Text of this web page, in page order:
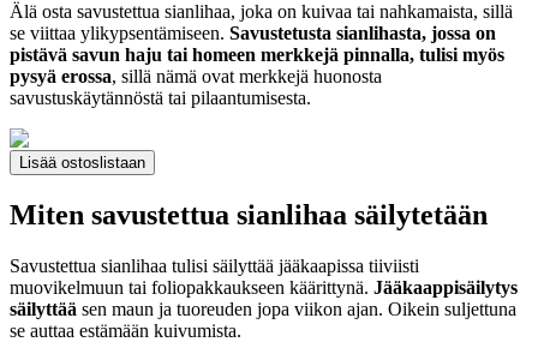
Älä osta savustettua sianlihaa, joka on kuivaa tai nahkamaista, sillä
se viittaa ylikypsentämiseen. Savustetusta sianlihasta, jossa on
pistävä savun haju tai homeen merkkejä pinnalla, tulisi myös
pysyä erossa, sillä nämä ovat merkkejä huonosta
savustuskäytännöstä tai pilaantumisesta.
Lisää ostoslistaan
Miten savustettua sianlihaa säilytetään
Savustettua sianlihaa tulisi säilyttää jääkaapissa tiiviisti
muovikelmuun tai foliopakkaukseen käärittynä. Jääkaappisäilytys
säilyttää sen maun ja tuoreuden jopa viikon ajan. Oikein suljettuna
se auttaa estämään kuivumista.